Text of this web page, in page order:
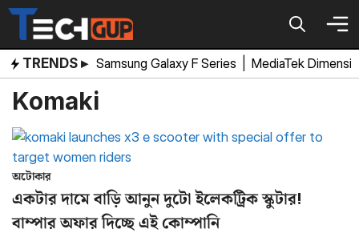
Skip
content
TRENDS ▸ Samsung Galaxy F Series MediaTek
Komaki
অটোকার
একটার দামে বাড়ি আনুন দুটো ইলেকট্রিক স্কুটার!
বাম্পার অফার দিচ্ছে এই কোম্পানি